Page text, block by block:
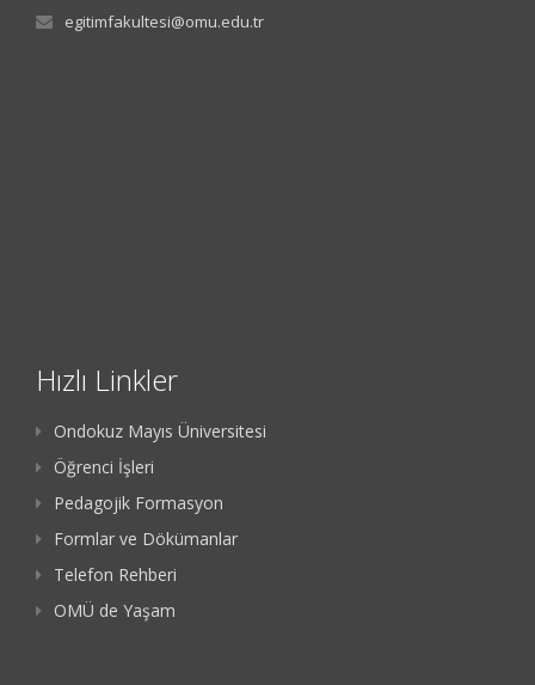
egitimfakultesi@omu.edu.tr
Hızlı Linkler
Ondokuz Mayıs Üniversitesi
Öğrenci İşleri
Pedagojik Formasyon
Formlar ve Dökümanlar
Telefon Rehberi
OMÜ de Yaşam